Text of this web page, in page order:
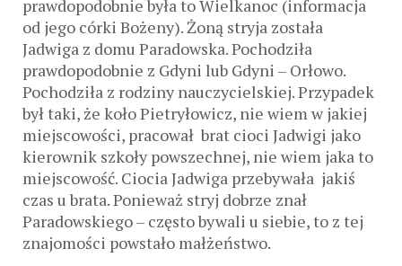
prawdopodobnie była to Wielkanoc (informacja
od jego córki Bożeny). Żoną stryja została
Jadwiga z domu Paradowska. Pochodziła
prawdopodobnie z Gdyni lub Gdyni – Orłowo.
Pochodziła z rodziny nauczycielskiej. Przypadek
był taki, że koło Pietryłowicz, nie wiem w jakiej
miejscowości, pracował brat cioci Jadwigi jako
kierownik szkoły powszechnej, nie wiem jaka to
miejscowość. Ciocia Jadwiga przebywała jakiś
czas u brata. Ponieważ stryj dobrze znał
Paradowskiego – często bywali u siebie, to z tej
znajomości powstało małżeństwo.